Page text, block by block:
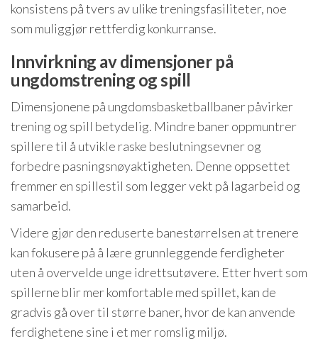
konsistens på tvers av ulike treningsfasiliteter, noe
som muliggjør rettferdig konkurranse.
Innvirkning av dimensjoner på
ungdomstrening og spill
Dimensjonene på ungdomsbasketballbaner påvirker
trening og spill betydelig. Mindre baner oppmuntrer
spillere til å utvikle raske beslutningsevner og
forbedre pasningsnøyaktigheten. Denne oppsettet
fremmer en spillestil som legger vekt på lagarbeid og
samarbeid.
Videre gjør den reduserte banestørrelsen at trenere
kan fokusere på å lære grunnleggende ferdigheter
uten å overvelde unge idrettsutøvere. Etter hvert som
spillerne blir mer komfortable med spillet, kan de
gradvis gå over til større baner, hvor de kan anvende
ferdighetene sine i et mer romslig miljø.